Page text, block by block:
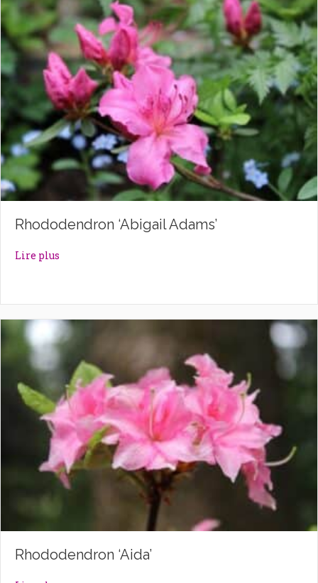
Rhododendron ‘Abigail Adams’
Lire plus
Rhododendron ‘Aida’